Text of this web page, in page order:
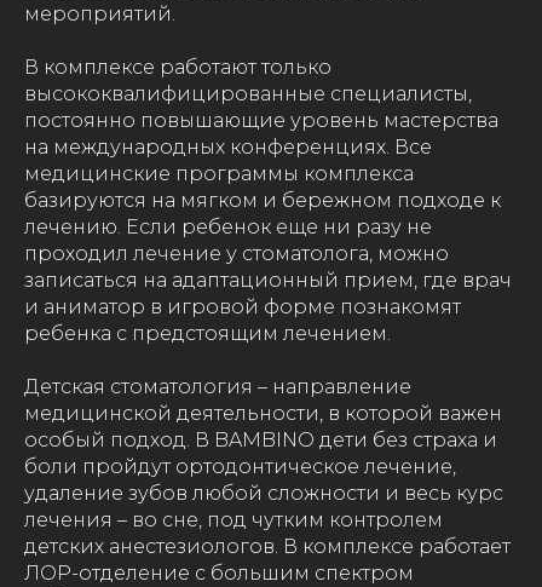
мероприятий.
В комплексе работают только
высококвалифицированные специалисты,
постоянно повышающие уровень мастерства
на международных конференциях. Все
медицинские программы комплекса
базируются на мягком и бережном подходе к
лечению. Если ребенок еще ни разу не
проходил лечение у стоматолога, можно
записаться на адаптационный прием, где врач
и аниматор в игровой форме познакомят
ребенка с предстоящим лечением.
Детская стоматология – направление
медицинской деятельности, в которой важен
особый подход. В BAMBINO дети без страха и
боли пройдут ортодонтическое лечение,
удаление зубов любой сложности и весь курс
лечения – во сне, под чутким контролем
детских анестезиологов. В комплексе работает
ЛОР-отделение с большим спектром